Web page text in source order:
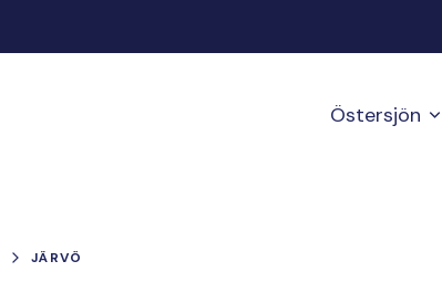
Östersjön
JÄRVÖ